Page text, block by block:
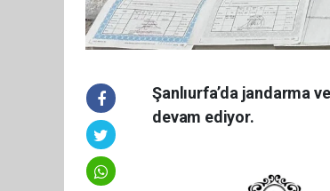
Şanlıurfa’da jandarma
devam ediyor.